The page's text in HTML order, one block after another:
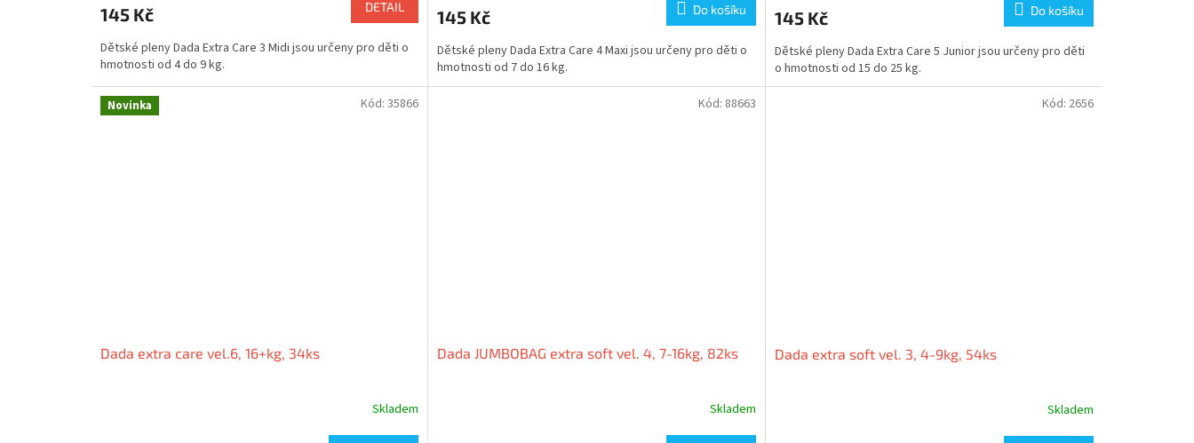
145 Kč DETAIL
Dětské pleny Dada Extra Care 3 Midi jsou určeny pro děti o
hmotnosti od 4 do 9 kg.
145 Kč Do košíku
Dětské pleny Dada Extra Care 4 Maxi jsou určeny pro děti o
hmotnosti od 7 do 16 kg.
145 Kč Do košíku
Dětské pleny Dada Extra Care 5 Junior jsou určeny pro děti
o hmotnosti od 15 do 25 kg.
Novinka
Dada extra care vel.6, 16+kg, 34ks
Skladem
Kód:35866
Dada JUMBOBAG extra soft vel. 4, 7-16kg, 82ks
Skladem
Kód: 88663
Dada extra soft vel. 3, 4-9kg, 54ks
Skladem
Kód: 2656